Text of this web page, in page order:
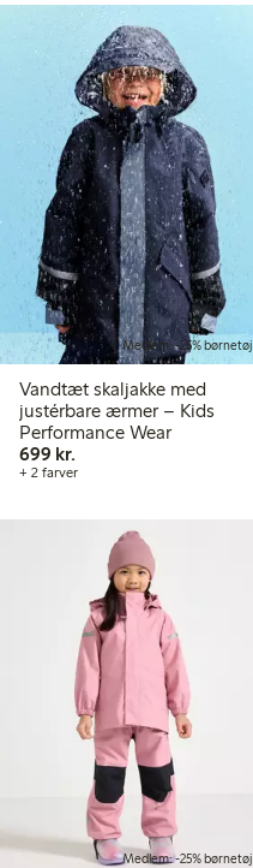
Medlem: -25% børnetøj
Vandtæt skaljakke med
justérbare ærmer – Kids
Performance Wear
699 kr.
+ 2 farver
Medlem: -25% børnetøj